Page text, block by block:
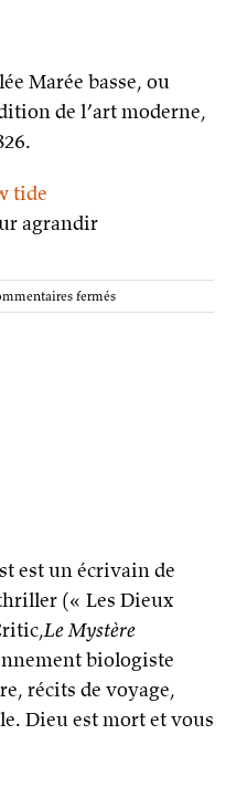
Marée basse, ou
de l’art moderne,
agrandir
ferméssur
La
est un écrivain de
(« Les Dieux
Le Mystère
biologiste
récits de voyage,
Dieu est mort et vous